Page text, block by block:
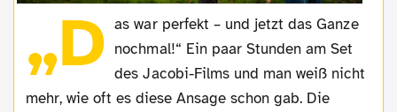
„D as war perfekt – und jetzt das Ganze
nochmal!“ Ein paar Stunden am Set
des Jacobi-Films und man weiß nicht
mehr, wie oft es diese Ansage schon gab. Die